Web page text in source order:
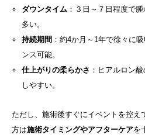
ダウンタイム ：３日～７日程度で
多い。
持続期間 ：約4か月～1年で徐々に
ンス可能。
仕上がりの柔らかさ ：ヒアルロン
しやすい。
ただし、施術後すぐにイベントを控え
方は施術タイミングやアフターケアを